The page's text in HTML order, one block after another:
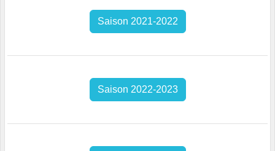
Saison 2021-2022
Saison 2022-2023